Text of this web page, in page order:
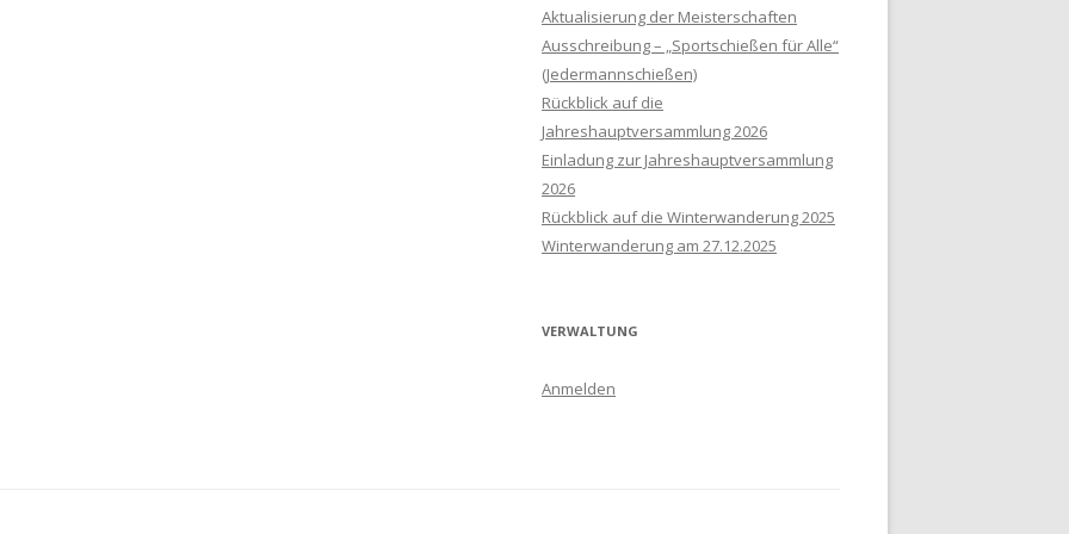
Aktualisierung der Meisterschaften
Ausschreibung – „Sportschießen für Alle“
(Jedermannschießen)
Rückblick auf die
Jahreshauptversammlung 2026
Einladung zur Jahreshauptversammlung
2026
Rückblick auf die Winterwanderung 2025
Winterwanderung am 27.12.2025
VERWALTUNG
Anmelden